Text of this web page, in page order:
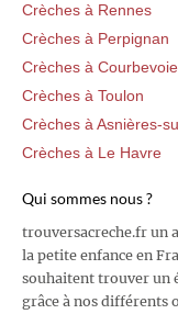
Crèches à Rennes
Crèches à Perpignan
Crèches à Courbevoie
Crèches à Toulon
Crèches à Asnières-
Crèches à Le Havre
Qui sommes nous ?
trouversacreche.fr un
la petite enfance en
souhaitent trouver un
grâce à nos différents